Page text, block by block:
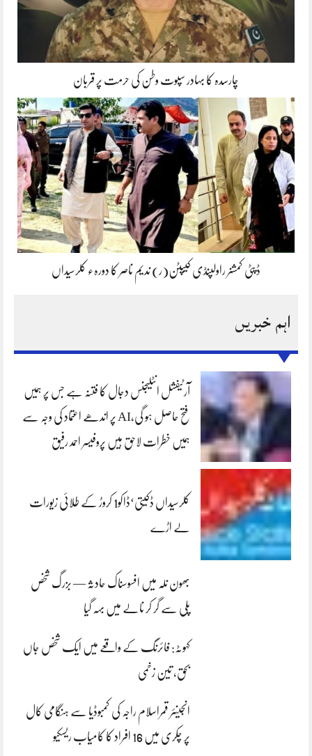
چارسدہ کا بہادر سپوت وطن کی حرمت پر قربان
ڈپٹی کمشنر راولپنڈی کیپٹن(ر) ندیم ناصر کا دورہء کلرسیداں
اہم خبریں
آرٹیفشل انٹلیجنس دجال کا فتنہ ہے جس پر ہمیں
فتح حاصل ہو گی،AI پر اندھے اعتماد کی وجہ سے
ہمیں خطرات لاحق ہیں پروفیسر احمد رفیق
کلرسیداں ڈکیتی‘ڈاکو1 کروڑ کے طلائی زیورات
لے اڑے
بھون نلہ میں افسوسناک حادثہ — بزرگ شخص
پلی سے گر کر نالے میں بہہ گیا
کہوٹہ: فائرنگ کے واقعے میں ایک شخص جاں
بحق، تین زخمی
انجینئر قمراسلام راجہ کی کمبوڈیا سے ہنگامی کال
پر چکری میں 16 افراد کا کامیاب ریسکیو